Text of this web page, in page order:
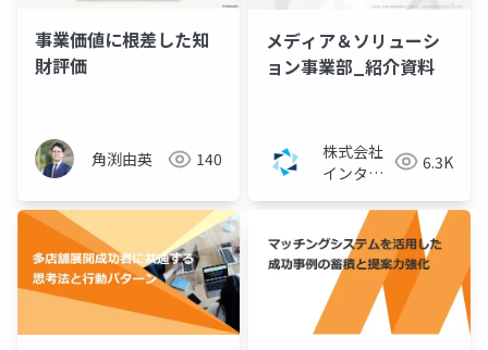
事業価値に根差した知
財評価
角渕由英 140
メディア＆ソリューシ
ョン事業部_紹介資料
株式会社
インター
6.3K